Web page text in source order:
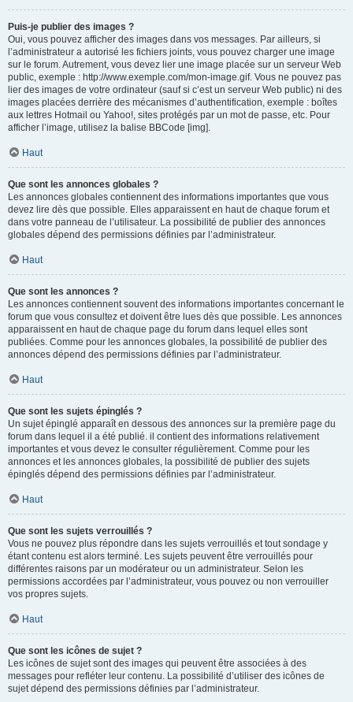
Puis-je publier des images ?
Oui, vous pouvez afficher des images dans vos messages. Par ailleurs, si
l’administrateur a autorisé les fichiers joints, vous pouvez charger une image
sur le forum. Autrement, vous devez lier une image placée sur un serveur Web
public, exemple : http://www.exemple.com/mon-image.gif. Vous ne pouvez pas
lier des images de votre ordinateur (sauf si c’est un serveur Web public) ni des
images placées derrière des mécanismes d’authentification, exemple : boîtes
aux lettres Hotmail ou Yahoo!, sites protégés par un mot de passe, etc. Pour
afficher l’image, utilisez la balise BBCode [img].
Haut
Que sont les annonces globales ?
Les annonces globales contiennent des informations importantes que vous
devez lire dès que possible. Elles apparaissent en haut de chaque forum et
dans votre panneau de l’utilisateur. La possibilité de publier des annonces
globales dépend des permissions définies par l’administrateur.
Haut
Que sont les annonces ?
Les annonces contiennent souvent des informations importantes concernant le
forum que vous consultez et doivent être lues dès que possible. Les annonces
apparaissent en haut de chaque page du forum dans lequel elles sont
publiées. Comme pour les annonces globales, la possibilité de publier des
annonces dépend des permissions définies par l’administrateur.
Haut
Que sont les sujets épinglés ?
Un sujet épinglé apparaît en dessous des annonces sur la première page du
forum dans lequel il a été publié. il contient des informations relativement
importantes et vous devez le consulter régulièrement. Comme pour les
annonces et les annonces globales, la possibilité de publier des sujets
épinglés dépend des permissions définies par l’administrateur.
Haut
Que sont les sujets verrouillés ?
Vous ne pouvez plus répondre dans les sujets verrouillés et tout sondage y
étant contenu est alors terminé. Les sujets peuvent être verrouillés pour
différentes raisons par un modérateur ou un administrateur. Selon les
permissions accordées par l’administrateur, vous pouvez ou non verrouiller
vos propres sujets.
Haut
Que sont les icônes de sujet ?
Les icônes de sujet sont des images qui peuvent être associées à des
messages pour refléter leur contenu. La possibilité d’utiliser des icônes de
sujet dépend des permissions définies par l’administrateur.